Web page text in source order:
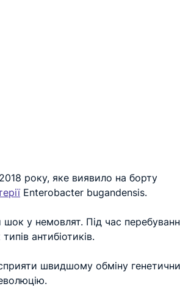
року, яке виявило на борту
Enterobacter bugandensis.
шок у немовлят. Під час
антибіотиків.
швидшому обміну